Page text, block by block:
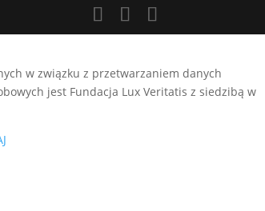
w związku z przetwarzaniem danych
jest Fundacja Lux Veritatis z siedzibą w